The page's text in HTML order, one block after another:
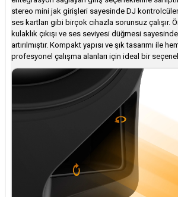
stereo mini jak girişleri sayesinde DJ
ses kartları gibi birçok cihazla sorunsuz çalışır.
kulaklık çıkışı ve ses seviyesi düğmesi
artırılmıştır. Kompakt yapısı ve şık tasarımı ile
profesyonel çalışma alanları için ideal bir